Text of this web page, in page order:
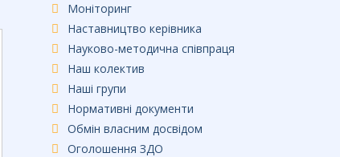
Моніторинг
Наставництво керівника
Науково-методична співпраця
Наш колектив
Наші групи
Нормативні документи
Обмін власним досвідом
Оголошення ЗДО